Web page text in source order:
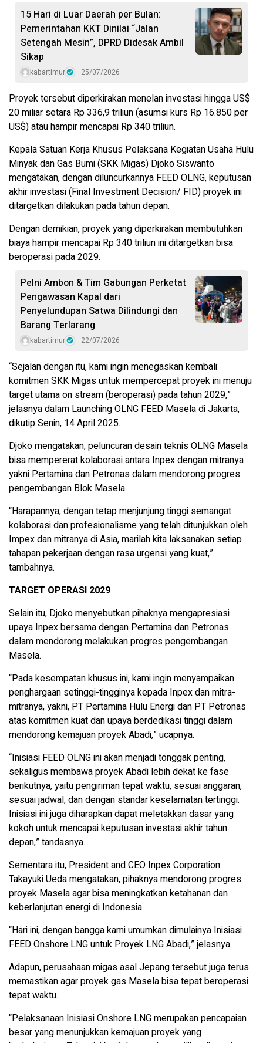
15 Hari di Luar Daerah per Bulan:
Pemerintahan KKT Dinilai “Jalan
Setengah Mesin”, DPRD Didesak Ambil
Sikap
kabartimur 25/07/2026
Proyek tersebut diperkirakan menelan investasi hingga US$
20 miliar setara Rp 336,9 triliun (asumsi kurs Rp 16.850 per
US$) atau hampir mencapai Rp 340 triliun.
Kepala Satuan Kerja Khusus Pelaksana Kegiatan Usaha Hulu
Minyak dan Gas Bumi (SKK Migas) Djoko Siswanto
mengatakan, dengan diluncurkannya FEED OLNG, keputusan
akhir investasi (Final Investment Decision/ FID) proyek ini
ditargetkan dilakukan pada tahun depan.
Dengan demikian, proyek yang diperkirakan membutuhkan
biaya hampir mencapai Rp 340 triliun ini ditargetkan bisa
beroperasi pada 2029.
Pelni Ambon & Tim Gabungan Perketat
Pengawasan Kapal dari
Penyelundupan Satwa Dilindungi dan
Barang Terlarang
kabartimur 22/07/2026
“Sejalan dengan itu, kami ingin menegaskan kembali
komitmen SKK Migas untuk mempercepat proyek ini menuju
target utama on stream (beroperasi) pada tahun 2029,”
jelasnya dalam Launching OLNG FEED Masela di Jakarta,
dikutip Senin, 14 April 2025.
Djoko mengatakan, peluncuran desain teknis OLNG Masela
bisa mempererat kolaborasi antara Inpex dengan mitranya
yakni Pertamina dan Petronas dalam mendorong progres
pengembangan Blok Masela.
“Harapannya, dengan tetap menjunjung tinggi semangat
kolaborasi dan profesionalisme yang telah ditunjukkan oleh
Impex dan mitranya di Asia, marilah kita laksanakan setiap
tahapan pekerjaan dengan rasa urgensi yang kuat,”
tambahnya.
TARGET OPERASI 2029
Selain itu, Djoko menyebutkan pihaknya mengapresiasi
upaya Inpex bersama dengan Pertamina dan Petronas
dalam mendorong melakukan progres pengembangan
Masela.
“Pada kesempatan khusus ini, kami ingin menyampaikan
penghargaan setinggi-tingginya kepada Inpex dan mitra-
mitranya, yakni, PT Pertamina Hulu Energi dan PT Petronas
atas komitmen kuat dan upaya berdedikasi tinggi dalam
mendorong kemajuan proyek Abadi,” ucapnya.
“Inisiasi FEED OLNG ini akan menjadi tonggak penting,
sekaligus membawa proyek Abadi lebih dekat ke fase
berikutnya, yaitu pengiriman tepat waktu, sesuai anggaran,
sesuai jadwal, dan dengan standar keselamatan tertinggi.
Inisiasi ini juga diharapkan dapat meletakkan dasar yang
kokoh untuk mencapai keputusan investasi akhir tahun
depan,” tandasnya.
Sementara itu, President and CEO Inpex Corporation
Takayuki Ueda mengatakan, pihaknya mendorong progres
proyek Masela agar bisa meningkatkan ketahanan dan
keberlanjutan energi di Indonesia.
“Hari ini, dengan bangga kami umumkan dimulainya Inisiasi
FEED Onshore LNG untuk Proyek LNG Abadi,” jelasnya.
Adapun, perusahaan migas asal Jepang tersebut juga terus
memastikan agar proyek gas Masela bisa tepat beroperasi
tepat waktu.
“Pelaksanaan Inisiasi Onshore LNG merupakan pencapaian
besar yang menunjukkan kemajuan proyek yang